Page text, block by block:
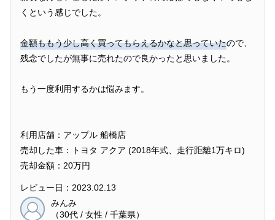
くという感じでした。
金額ももう少し高く買ってもらえるかなと思っていたので、
残念でしたが無事に売れたので良かったと思いました。
もう一度利用するかは悩みます。
利用店舗：アップル 船橋店
売却した車：トヨタ アクア (2018年式、走行距離1万キロ)
売却金額：20万円
レビュー日：2023.02.13
みんみ
（30代 / 女性 / 千葉県）